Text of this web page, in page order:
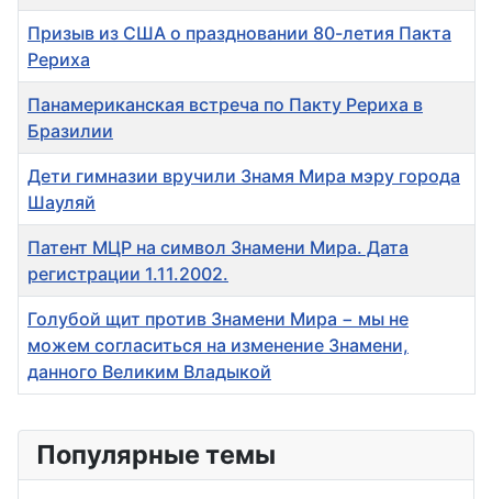
Призыв из США о праздновании 80-летия Пакта
Рериха
Панамериканская встреча по Пакту Рериха в
Бразилии
Дети гимназии вручили Знамя Мира мэру города
Шауляй
Патент МЦР на символ Знамени Мира. Дата
регистрации 1.11.2002.
Голубой щит против Знамени Мира − мы не
можем согласиться на изменение Знамени,
данного Великим Владыкой
Популярные темы